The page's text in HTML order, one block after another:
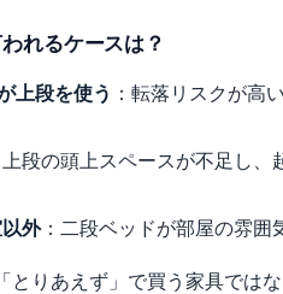
れるケースは？
上段を使う ：転落リスクが高
上段の頭上スペースが不足し
外：二段ベッドが部屋の雰囲
とりあえず」で買う家具では